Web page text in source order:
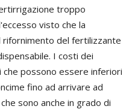
troppo
visto che la
del fertilizzante
I costi dei
possono essere inferiori
fino ad arrivare ad
sono anche in grado di